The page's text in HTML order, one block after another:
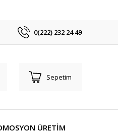
0(222) 232 24 49
Sepetim
ÜRETİM